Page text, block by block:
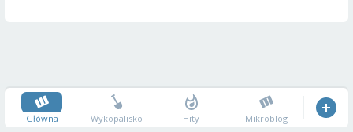
Główna Wykopalisko Hity Mikroblog